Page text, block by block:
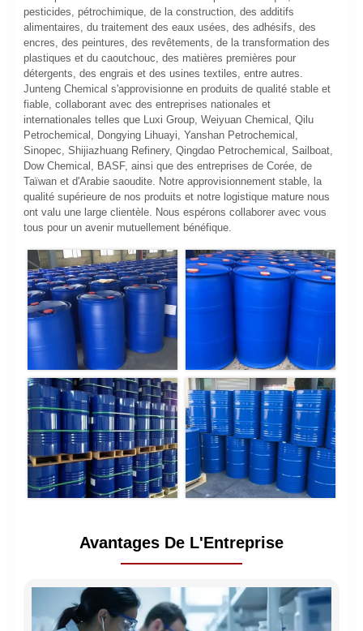
pesticides, pétrochimique, de la construction, des additifs
alimentaires, du traitement des eaux usées, des adhésifs, des
encres, des peintures, des revêtements, de la transformation des
plastiques et du caoutchouc, des matières premières pour
détergents, des engrais et des usines textiles, entre autres.
Junteng Chemical s'approvisionne en produits de qualité stable et
fiable, collaborant avec des entreprises nationales et
internationales telles que Luxi Group, Weiyuan Chemical, Qilu
Petrochemical, Dongying Lihuayi, Yanshan Petrochemical,
Sinopec, Shijiazhuang Refinery, Qingdao Petrochemical, Sailboat,
Dow Chemical, BASF, ainsi que des entreprises de Corée, de
Taïwan et d'Arabie saoudite. Notre approvisionnement stable, la
qualité supérieure de nos produits et notre logistique mature nous
ont valu une large clientèle. Nous espérons collaborer avec vous
tous pour un avenir mutuellement bénéfique.
Avantages De L'Entreprise